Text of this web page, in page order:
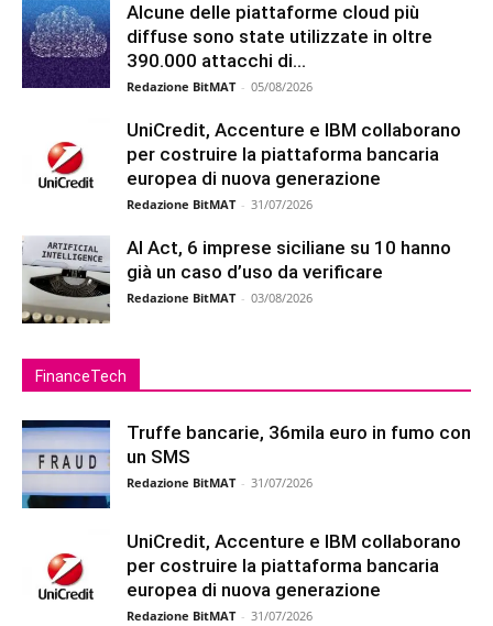
Alcune delle piattaforme cloud più
diffuse sono state utilizzate in oltre
390.000 attacchi di...
Redazione BitMAT - 05/08/2026
UniCredit, Accenture e IBM collaborano
per costruire la piattaforma bancaria
europea di nuova generazione
Redazione BitMAT - 31/07/2026
AI Act, 6 imprese siciliane su 10 hanno
già un caso d’uso da verificare
Redazione BitMAT - 03/08/2026
FinanceTech
Truffe bancarie, 36mila euro in fumo con
un SMS
Redazione BitMAT - 31/07/2026
UniCredit, Accenture e IBM collaborano
per costruire la piattaforma bancaria
europea di nuova generazione
Redazione BitMAT - 31/07/2026